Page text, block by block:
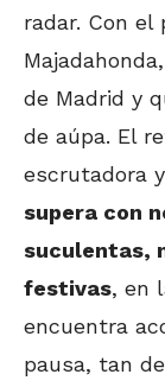
radar. Con el
de Madrid y
de aúpa. El
escrutadora
supera con
suculentas,
festivas, en
encuentra
pausa, tan